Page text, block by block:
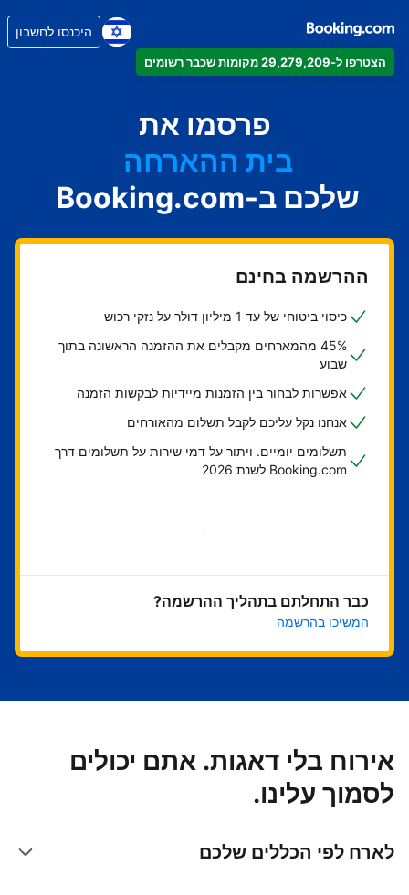
הצטרפו ל-29,279,209 מקומות שכבר רשומים
היכנסו לחשבון
פרסמו את
הדירה
המלון
מקום האירוח הביתי
בית ההארחה
ה-B&Bשלכם ב-Booking.com
ההרשמה בחינם
כיסוי ביטוחי של עד 1 מיליון דולר על נזקי רכוש
45% מהמארחים מקבלים את ההזמנה הראשונה בתוך
שבוע
אפשרות לבחור בין הזמנות מיידיות לבקשות הזמנה
אנחנו נקל עליכם לקבל תשלום מהאורחים
תשלומים יומיים. ויתור על דמי שירות על תשלומים דרך
Booking.com לשנת 2026
בואו נתחיל
כבר התחלתם בתהליך ההרשמה?
המשיכו בהרשמה
אירוח בלי דאגות. אתם יכולים
לסמוך עלינו.
לארח לפי הכללים שלכם